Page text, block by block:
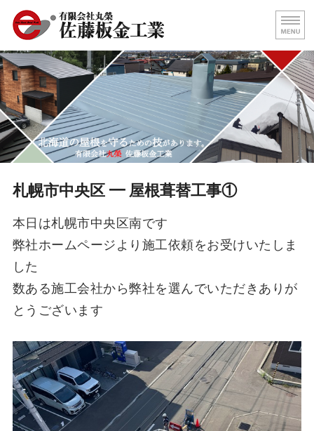
屋根の葺き替え・壁板金工
北海
ホーム
代表挨拶
屋根施工事例
お問い合わせ
札幌市中央区 ━ 屋根葺替工事①
本日は札幌市中央区南です
弊社ホームページより施工依頼をお受けいたしま
した
数ある施工会社から弊社を選んでいただきありが
とうございます